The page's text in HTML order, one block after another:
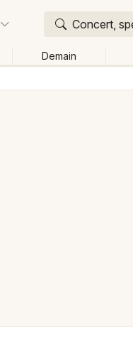
Concert,
Demain